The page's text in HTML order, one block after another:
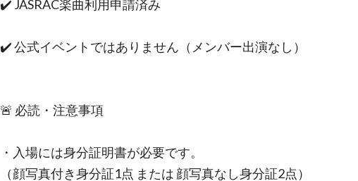
✔️ JASRAC楽曲利用申請済み
✔️ 公式イベントではありません（メンバー出演なし）
🚨 必読・注意事項
・入場には身分証明書が必要です。
（顔写真付き身分証1点 または 顔写真なし身分証2点）